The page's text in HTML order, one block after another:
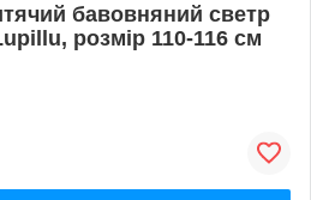
бавовняний светр
розмір 110-116 см